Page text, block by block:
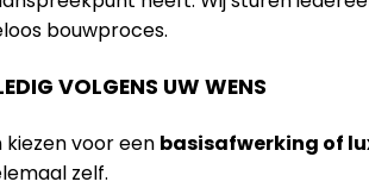
bouwproces.
VOLGENS UW WENS
kiezen voor een basisafwerking of
zelf.